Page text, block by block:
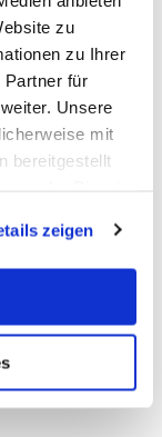
zu
zu Ihrer
Partner für
Unsere
mit
bereitgestellt
zeigen